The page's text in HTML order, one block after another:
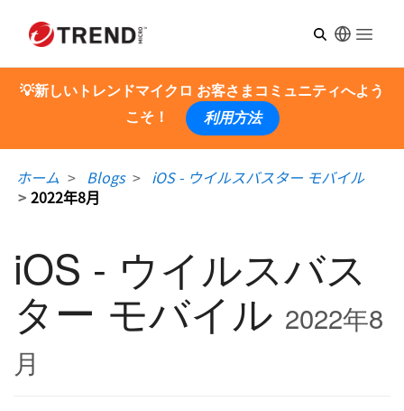
Open
💡新しいトレンドマイクロ お客さまコミュニティへよう
こそ！
利用方法
ホーム Blogs
iOS - ウイルスバスター モバイル
2022年8月
iOS - ウイルスバス
ター モバイル 2022年8
月